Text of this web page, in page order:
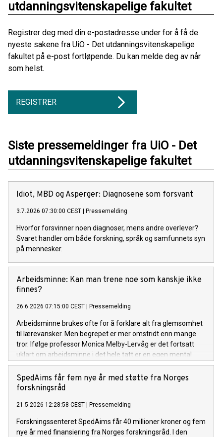
utdanningsvitenskapelige fakultet
Registrer deg med din e-postadresse under for å få de
nyeste sakene fra UiO - Det utdanningsvitenskapelige
fakultet på e-post fortløpende. Du kan melde deg av når
som helst.
REGISTRER
Siste pressemeldinger fra UiO - Det
utdanningsvitenskapelige fakultet
Idiot, MBD og Asperger: Diagnosene som forsvant
3.7.2026 07:30:00 CEST Pressemelding
Hvorfor forsvinner noen diagnoser, mens andre overlever?
Svaret handler om både forskning, språk og samfunnets syn
på mennesker.
Arbeidsminne: Kan man trene noe som kanskje ikke
finnes?
26.6.2026 07:15:00 CEST Pressemelding
Arbeidsminne brukes ofte for å forklare alt fra glemsomhet
til lærevansker. Men begrepet er mer omstridt enn mange
tror. Ifølge professor Monica Melby-Lervåg er det fortsatt
uklart om arbeidsminne i det hele tatt er en egen mental
funksjon.
SpedAims får fem nye år med støtte fra Norges
forskningsråd
21.5.2026 12:28:58 CEST Pressemelding
Forskningssenteret SpedAims får 40 millioner kroner og fem
nye år med finansiering fra Norges forskningsråd. I den